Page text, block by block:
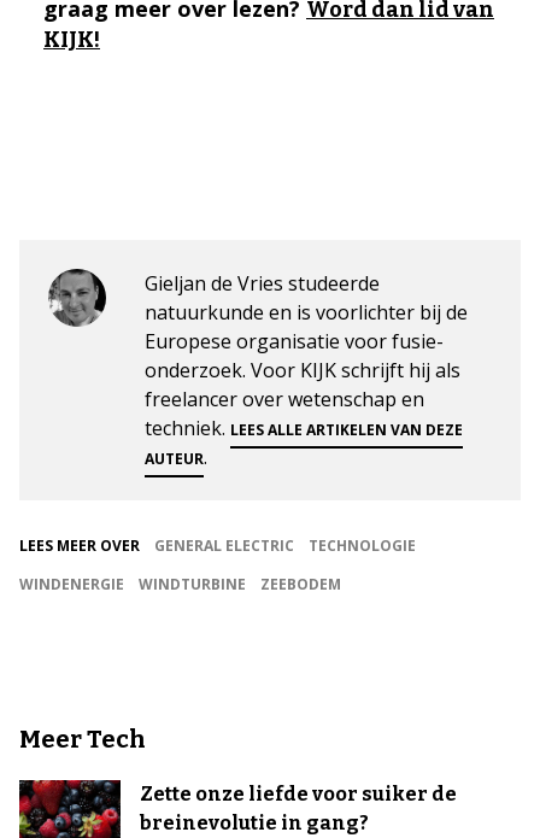
graag meer over lezen? Word dan lid van
KIJK!
Gieljan de Vries studeerde
natuurkunde en is voorlichter bij de
Europese organisatie voor fusie-
onderzoek. Voor KIJK schrijft hij als
freelancer over wetenschap en
techniek. LEES ALLE ARTIKELEN VAN DEZE
AUTEUR.
LEES MEER OVER GENERAL ELECTRIC
TECHNOLOGIE
WINDENERGIE
WINDTURBINE ZEEBODEM
Meer Tech
Zette onze liefde voor suiker de
breinevolutie in gang?